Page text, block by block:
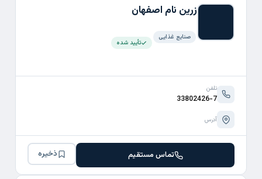
زرین نام اصفهان
صنایع غذایی
تأیید شده
تلفن
33802426-7
آدرس
تماس مستقیم ذخیره